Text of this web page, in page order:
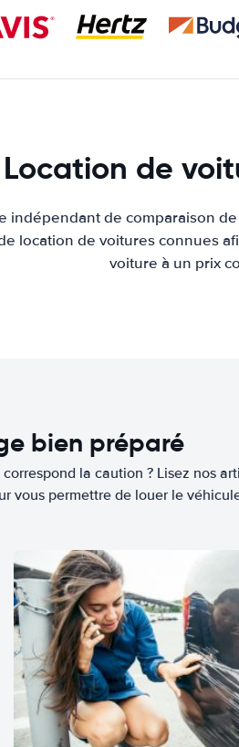
Location de
indépendant de comparaison
location de voitures connues
voiture à un prix
bien préparé
la caution ? Lisez nos
vous permettre de louer le